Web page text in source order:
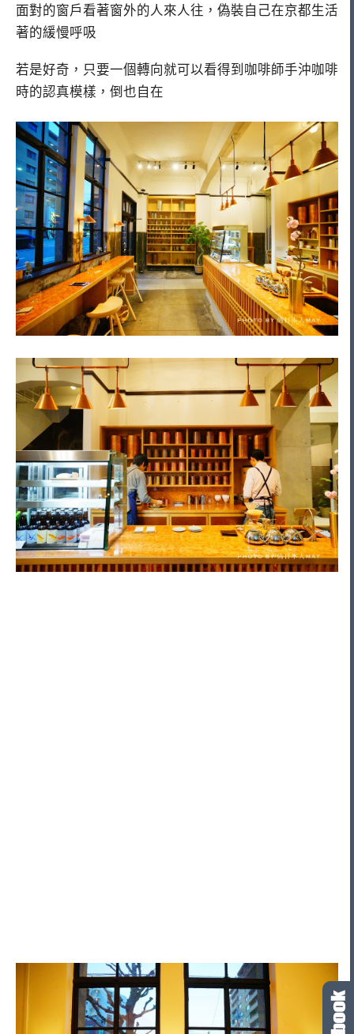
面對的窗戶看著窗外的人來人往，偽裝自己在京都生活
著的緩慢呼吸
若是好奇，只要一個轉向就可以看得到咖啡師手沖咖啡
時的認真模樣，倒也自在